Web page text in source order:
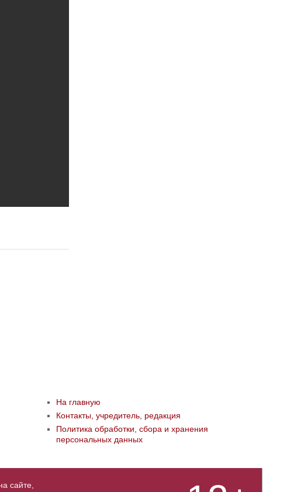
На главную
Контакты, учредитель, редакция
Политика обработки, сбора и хранения
персональных данных
сайте,